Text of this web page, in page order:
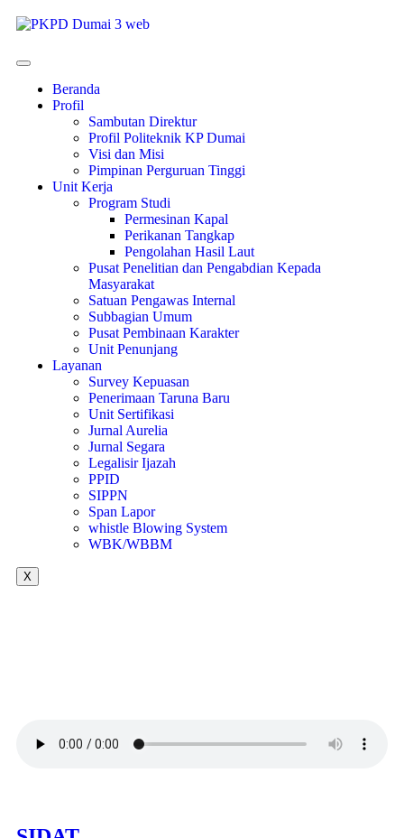
Beranda
Profil
Sambutan Direktur
Profil Politeknik KP Dumai
Visi dan Misi
Pimpinan Perguruan Tinggi
Unit Kerja
Program Studi
Permesinan Kapal
Perikanan Tangkap
Pengolahan Hasil Laut
Pusat Penelitian dan Pengabdian Kepada
Masyarakat
Satuan Pengawas Internal
Subbagian Umum
Pusat Pembinaan Karakter
Unit Penunjang
Layanan
Survey Kepuasan
Penerimaan Taruna Baru
Unit Sertifikasi
Jurnal Aurelia
Jurnal Segara
Legalisir Ijazah
PPID
SIPPN
Span Lapor
whistle Blowing System
WBK/WBBM
X